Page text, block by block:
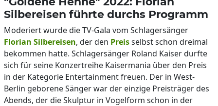
Silbereisen führte durchs Programm
Moderiert wurde die TV-Gala vom Schlagersänger
Florian Silbereisen, der den Preisselbst schon dreimal
bekommen hatte. Schlagersänger Roland Kaiser durfte
sich für seine Konzertreihe Kaisermania über den Preis
in der Kategorie Entertainment freuen. Der in West-
Berlin geborene Sänger war der einzige Preisträger des
Abends, der die Skulptur in Vogelform schon in der